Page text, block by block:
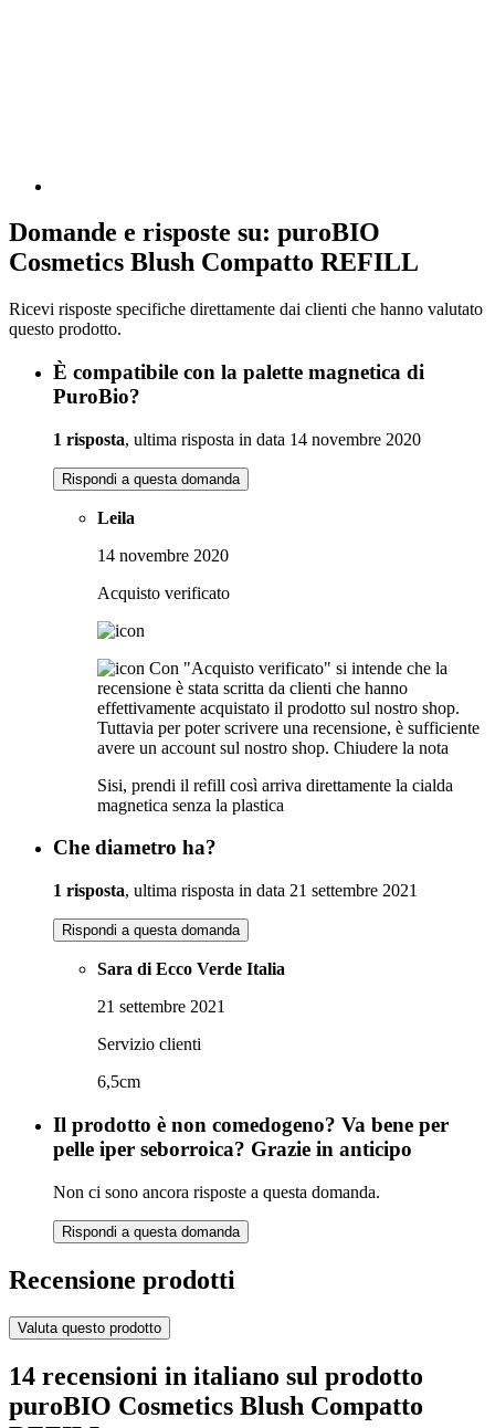
Domande e risposte su: puroBIO
Cosmetics Blush Compatto REFILL
Ricevi risposte specifiche direttamente dai clienti che hanno valutato
questo prodotto.
È compatibile con la palette magnetica di
PuroBio?
1 risposta, ultima risposta in data 14 novembre 2020
Rispondi a questa domanda
Leila
14 novembre 2020
Acquisto verificato
Con "Acquisto verificato" si intende che la
recensione è stata scritta da clienti che hanno
effettivamente acquistato il prodotto sul nostro shop.
Tuttavia per poter scrivere una recensione, è sufficiente
avere un account sul nostro shop. Chiudere la nota
Sisi, prendi il refill così arriva direttamente la cialda
magnetica senza la plastica
Che diametro ha?
1 risposta, ultima risposta in data 21 settembre 2021
Rispondi a questa domanda
Sara di Ecco Verde Italia
21 settembre 2021
Servizio clienti
6,5cm
Il prodotto è non comedogeno? Va bene per
pelle iper seborroica? Grazie in anticipo
Non ci sono ancora risposte a questa domanda.
Rispondi a questa domanda
Recensione prodotti
Valuta questo prodotto
14 recensioni in italiano sul prodotto
puroBIO Cosmetics Blush Compatto